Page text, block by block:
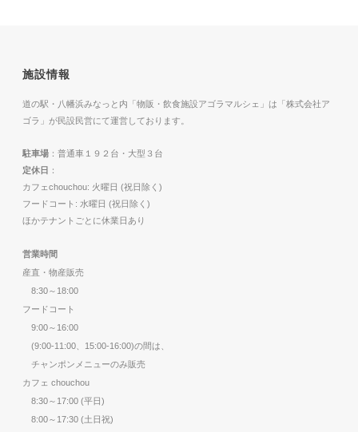
施設情報
道の駅・八幡浜みなっと内「物販・飲食施設アゴラマルシェ」は「株式会社ア
ゴラ」が民設民営にて運営しております。
駐車場 ：普通車１９２台・大型３台
定休日 ：
カフェchouchou: 火曜日 (祝日除く)
フードコート: 水曜日 (祝日除く)
ほかテナントごとに休業日あり
営業時間
産直・物産販売
8:30～18:00
フードコート
9:00～16:00
(9:00-11:00、15:00-16:00)の間は、
チャンポンメニューのみ販売
カフェ chouchou
8:30～17:00 (平日)
8:00～17:30 (土日祝)